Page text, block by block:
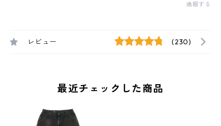
通報する
レビュー (230)
最近チェックした商品